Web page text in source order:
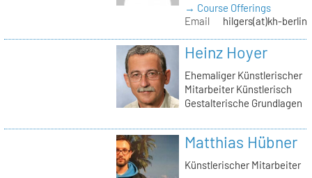
→ Course Offerings
Email
hilgers(at)kh-
Heinz Hoyer
Ehemaliger Künstlerischer
Mitarbeiter Künstlerisch
Gestalterische Grundlagen
Matthias Hübner
Künstlerischer Mitarbeiter